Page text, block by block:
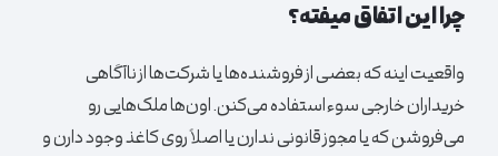
چرا این اتفاق میفته؟
واقعیت اینه که بعضی از فروشنده‌ها یا شرکت‌ها از ناآگاهی
خریداران خارجی سوءاستفاده می‌کنن. اون‌ها ملک‌هایی رو
می‌فروشن که یا مجوز قانونی ندارن یا اصلاً روی کاغذ وجود دارن و